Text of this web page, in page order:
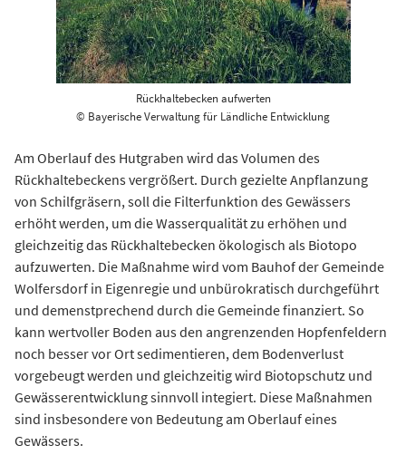
Rückhaltebecken aufwerten
© Bayerische Verwaltung für Ländliche Entwicklung
Am Oberlauf des Hutgraben wird das Volumen des
Rückhaltebeckens vergrößert. Durch gezielte Anpflanzung
von Schilfgräsern, soll die Filterfunktion des Gewässers
erhöht werden, um die Wasserqualität zu erhöhen und
gleichzeitig das Rückhaltebecken ökologisch als Biotopo
aufzuwerten. Die Maßnahme wird vom Bauhof der Gemeinde
Wolfersdorf in Eigenregie und unbürokratisch durchgeführt
und demenstprechend durch die Gemeinde finanziert. So
kann wertvoller Boden aus den angrenzenden Hopfenfeldern
noch besser vor Ort sedimentieren, dem Bodenverlust
vorgebeugt werden und gleichzeitig wird Biotopschutz und
Gewässerentwicklung sinnvoll integiert. Diese Maßnahmen
sind insbesondere von Bedeutung am Oberlauf eines
Gewässers.